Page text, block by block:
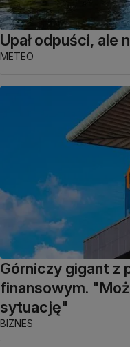
Upał odpuści, ale
METEO
Górniczy gigant z
finansowym.
sytuację"
BIZNES